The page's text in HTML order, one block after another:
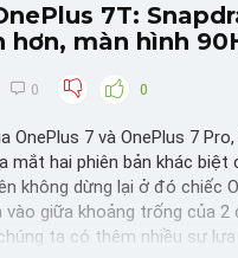
7T:
hơn, màn hình
0 0
OnePlus 7 và OnePlus 7 Pro,
mắt hai phiên bản khác biệt
không dừng lại ở đó chiếc
vào giữa khoảng trống của 2
ta có thêm nhiều sự